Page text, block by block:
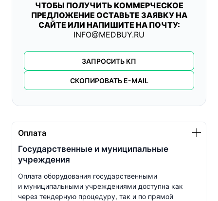
ЧТОБЫ ПОЛУЧИТЬ КОММЕРЧЕСКОЕ
ПРЕДЛОЖЕНИЕ ОСТАВЬТЕ ЗАЯВКУ НА
САЙТЕ ИЛИ НАПИШИТЕ НА ПОЧТУ:
INFO@MEDBUY.RU
ЗАПРОСИТЬ КП
СКОПИРОВАТЬ E-MAIL
Оплата
Государственные и муниципальные
учреждения
Оплата оборудования государственными
и муниципальными учреждениями доступна как
через тендерную процедуру, так и по прямой